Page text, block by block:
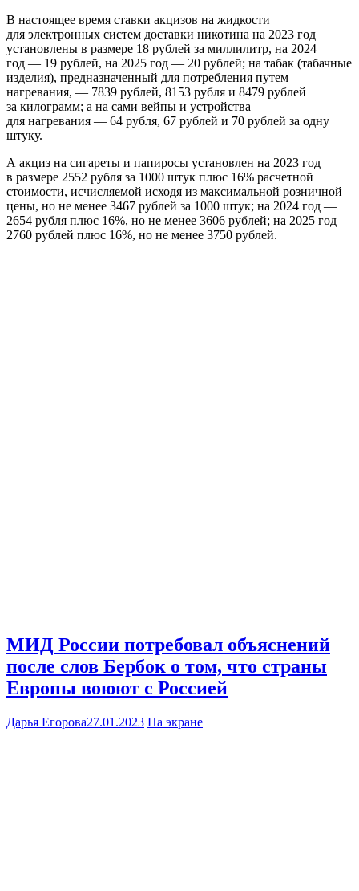
В настоящее время ставки акцизов на жидкости
для электронных систем доставки никотина на 2023 год
установлены в размере 18 рублей за миллилитр, на 2024
год — 19 рублей, на 2025 год — 20 рублей; на табак (табачные
изделия), предназначенный для потребления путем
нагревания, — 7839 рублей, 8153 рубля и 8479 рублей
за килограмм; а на сами вейпы и устройства
для нагревания — 64 рубля, 67 рублей и 70 рублей за одну
штуку.
А акциз на сигареты и папиросы установлен на 2023 год
в размере 2552 рубля за 1000 штук плюс 16% расчетной
стоимости, исчисляемой исходя из максимальной розничной
цены, но не менее 3467 рублей за 1000 штук; на 2024 год —
2654 рубля плюс 16%, но не менее 3606 рублей; на 2025 год —
2760 рублей плюс 16%, но не менее 3750 рублей.
МИД России потребовал объяснений
после слов Бербок о том, что страны
Европы воюют с Россией
Дарья Егорова27.01.2023 На экране